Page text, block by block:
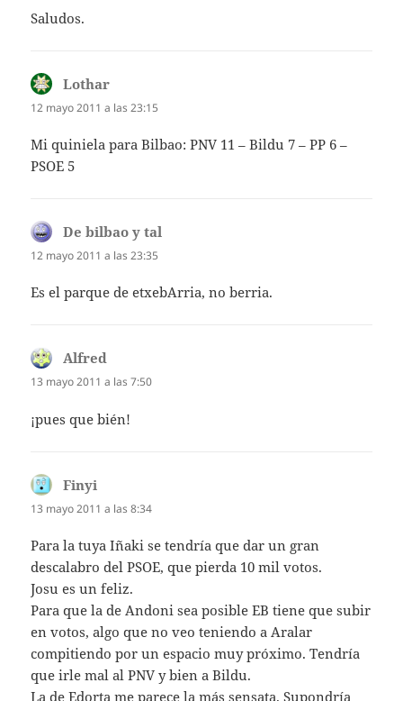
Saludos.
Lothar
12 mayo 2011 a las 23:15
Mi quiniela para Bilbao: PNV 11 – Bildu 7 – PP 6 –
PSOE 5
De bilbao y tal
12 mayo 2011 a las 23:35
Es el parque de etxebArria, no berria.
Alfred
13 mayo 2011 a las 7:50
¡pues que bién!
Finyi
13 mayo 2011 a las 8:34
Para la tuya Iñaki se tendría que dar un gran
descalabro del PSOE, que pierda 10 mil votos.
Josu es un feliz.
Para que la de Andoni sea posible EB tiene que subir
en votos, algo que no veo teniendo a Aralar
compitiendo por un espacio muy próximo. Tendría
que irle mal al PNV y bien a Bildu.
La de Edorta me parece la más sensata. Supondría